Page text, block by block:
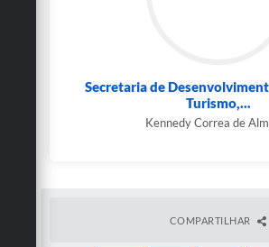
Secretaria de
Turismo,...
Kennedy Correa de
COMPARTILHAR